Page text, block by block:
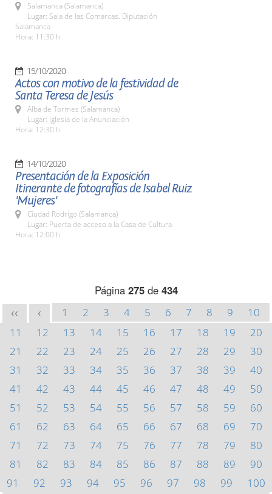
Salamanca (Salamanca)
Lugar: Sala de las Comarcas. Diputación
Salamanca
Hora: 11:30 h.
15/10/2020
Actos con motivo de la festividad de
Santa Teresa de Jesús
Alba de Tormes (Salamanca)
Lugar: Iglesia de la Anunciación
Hora: 12:30 h.
14/10/2020
Presentación de la Exposición
Itinerante de fotografías de Isabel Ruiz
'Mujeres'
Ciudad Rodrigo (Salamanca)
Lugar: Puerta de acceso a la Casa de Cultura
Hora: 12:00 h.
Página 275de 434
<< < 1 2 3 4 5 6 7 8 9
10
11
12 13 14 15 16 17 18 19
20
21
22 23 24 25 26 27 28 29
30
31
32 33 34 35 36 37 38 39
40
41
42 43 44 45 46 47 48 49
50
51
52 53 54 55 56 57 58 59
60
61
62 63 64 65 66 67 68 69
70
71
72 73 74 75 76 77 78 79
80
81
82 83 84 85 86 87 88 89
90
91
92 93 94 95 96 97 98 99
100